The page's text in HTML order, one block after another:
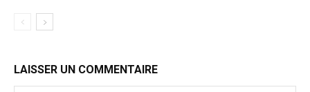
LAISSER UN COMMENTAIRE